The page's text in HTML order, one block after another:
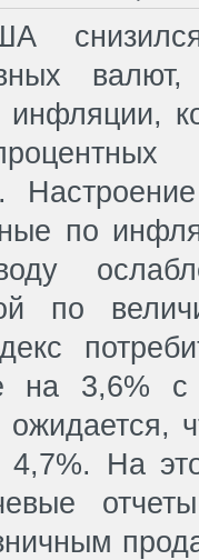
по
по
на 3,6%
На